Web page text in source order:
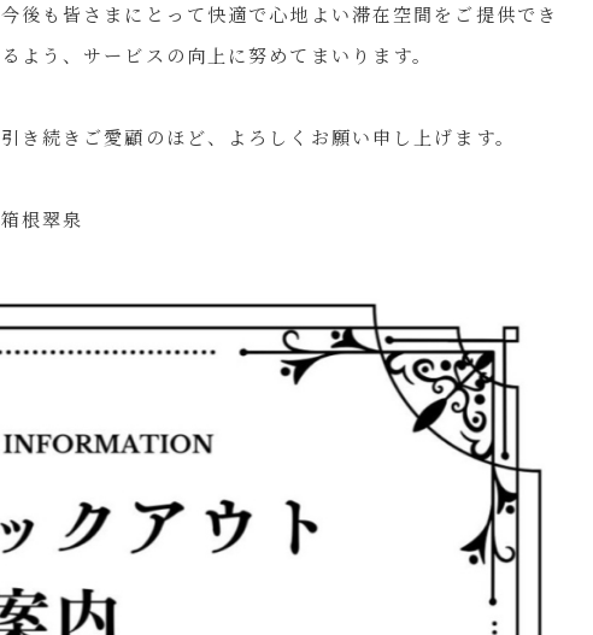
今後も皆さまにとって快適で心地よい滞在空間をご提供でき
るよう、サービスの向上に努めてまいります。
引き続きご愛顧のほど、よろしくお願い申し上げます。
箱根翠泉